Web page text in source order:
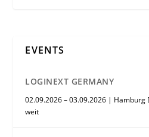
EVENTS
LOGINEXT GERMANY
02.09.2026 – 03.09.2026 | Hamburg
weit